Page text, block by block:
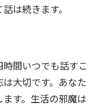
は続きます。
時間いつでも話すこ
大切です。あなた
す。生活の邪魔は